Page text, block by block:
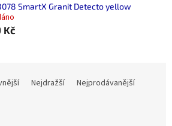
SmartX Granit Detecto yellow
Kč
Nejdražší
Nejprodávanější